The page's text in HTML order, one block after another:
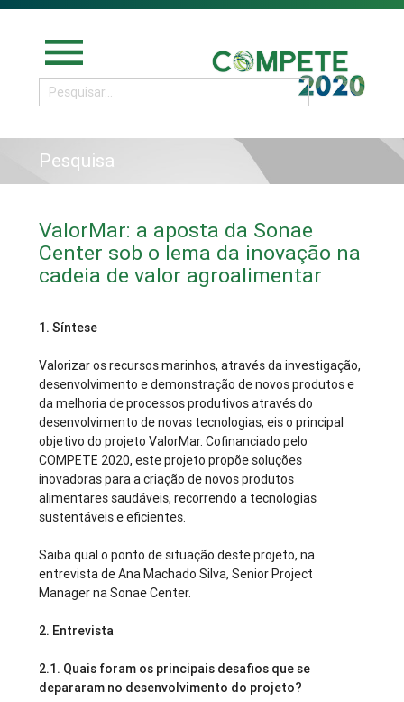
menu
Pesquisa
ValorMar: a aposta da Sonae
Center sob o lema da inovação na
cadeia de valor agroalimentar
1. Síntese
Valorizar os recursos marinhos, através da investigação,
desenvolvimento e demonstração de novos produtos e
da melhoria de processos produtivos através do
desenvolvimento de novas tecnologias, eis o principal
objetivo do projeto ValorMar. Cofinanciado pelo
COMPETE 2020, este projeto propõe soluções
inovadoras para a criação de novos produtos
alimentares saudáveis, recorrendo a tecnologias
sustentáveis e eficientes.
Saiba qual o ponto de situação deste projeto, na
entrevista de Ana Machado Silva, Senior Project
Manager na Sonae Center.
2. Entrevista
2.1. Quais foram os principais desafios que se
depararam no desenvolvimento do projeto?